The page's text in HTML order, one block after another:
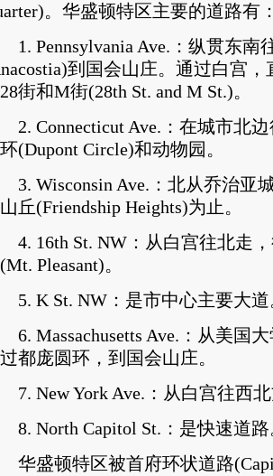
。华盛顿特区主要的道路有
Pennsylvania Ave.：纵贯东南
到国会山庄。通过白宫，
街和M街(28th St. and M St.)。
Connecticut Ave.：在城市北边
(Dupont Circle)和动物园。
Wisconsin Ave.：北从乔治亚
丘(Friendship Heights)为止。
16th St. NW：从白宫往北走，
Pleasant)。
K St. NW：是市中心主要大道
Massachusetts Ave.：从美国大
都庞圆环，到国会山庄。
New York Ave.：从白宫往西北
North Capitol St.：是快速道路
盛顿特区被首府环状道路